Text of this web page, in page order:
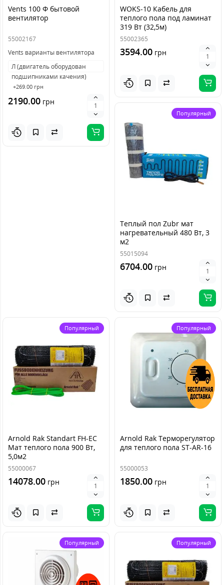
Vents 100 Ф бытовой
вентилятор
55002167
Vents варианты вентилятора
Л (двигатель оборудован
подшипниками качения)
+269.00 грн
2190.00 грн
WOKS-10 Кабель для
теплого пола под ламинат
319 Вт (32,5м)
55002365
3594.00 грн
Популярный
Теплый пол Zubr мат
нагревательный 480 Вт, 3
м2
55015094
6704.00 грн
Популярный
Arnold Rak Standart FH-ЕС
Мат теплого пола 900 Вт,
5,0м2
55000067
14078.00 грн
Популярный
Arnold Rak Терморегулятор
для теплого пола ST-AR-16
55000053
1850.00 грн
Популярный Популярный